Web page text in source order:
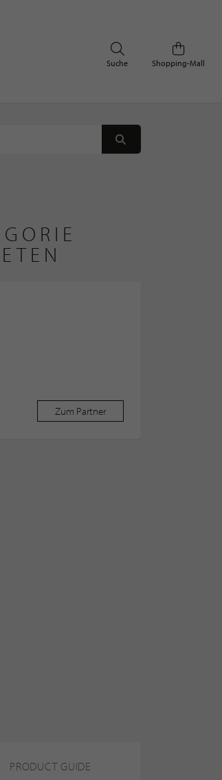
Shopping-Mall
Suche
Zum Partner
PRODUCT GUIDE